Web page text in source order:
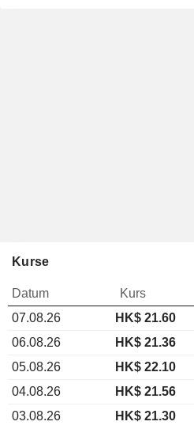
Kurse
Datum Kurs
07.08.26
HK$ 21.60
06.08.26
HK$ 21.36
05.08.26
HK$ 22.10
04.08.26
HK$ 21.56
03.08.26
HK$ 21.30